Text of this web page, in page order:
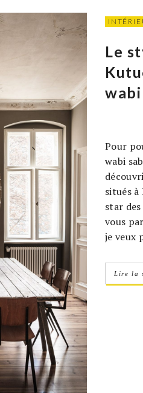
Le
Pour
wabi
situés
star
vous
je veux
Lire la